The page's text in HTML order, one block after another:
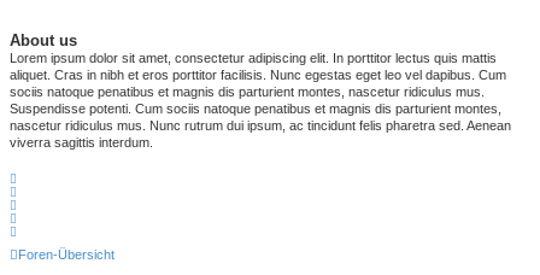
About us
Lorem ipsum dolor sit amet, consectetur adipiscing elit. In porttitor lectus quis mattis
aliquet. Cras in nibh et eros porttitor facilisis. Nunc egestas eget leo vel dapibus. Cum
sociis natoque penatibus et magnis dis parturient montes, nascetur ridiculus mus.
Suspendisse potenti. Cum sociis natoque penatibus et magnis dis parturient montes,
nascetur ridiculus mus. Nunc rutrum dui ipsum, ac tincidunt felis pharetra sed. Aenean
viverra sagittis interdum.
Foren-Übersicht